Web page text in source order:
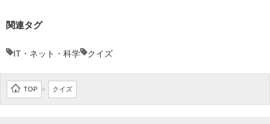
関連タグ
IT・ネット・科学 クイズ
TOP > クイズ